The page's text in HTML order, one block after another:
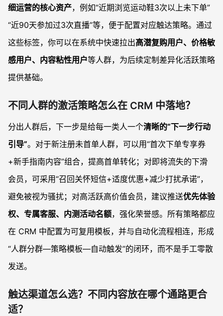
细运营的核心资产，例如“近期浏览运动鞋3次以上未下单”
“近90天参加过3次直播”等，便于配置对应触达策略。通过
这些标签，你可以在系统中快速拉出高潜复购用户、价格敏
感用户、内容粘性用户等人群，为后续定制差异化活跃策略
提供基础。
不同人群的激活策略怎么在 CRM 中落地？
分出人群后，下一步是给每一类人一个清晰的“下一步行动
引导”。对于新注册未首单人群，可以用“首次下单专享券
+新手指南内容”组合，提高首单转化；对即将流失的下滑
会员，可采用“召回关怀短信+适度优惠+减少打扰承诺”，
避免被视为骚扰；对高活跃高价值会员，建议推送优先体验
权、专属客服、内测活动名额，强化荣誉感。所有策略都应
在 CRM 中配置为可复用模板，并与自动化流程相连，形成
“人群分群—策略模板—自动触发”的闭环，而不是手工零散
发送。
触达渠道怎么选？不同内容放在哪个通路更合
适？